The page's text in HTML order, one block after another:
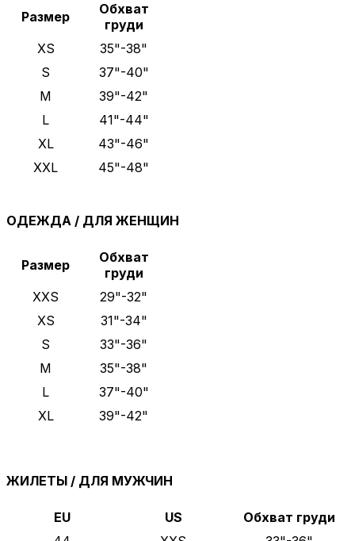
Размер
Обхват
груди
XS
35"-38"
S
37"-40"
M
39"-42"
L
41"-44"
XL
43"-46"
XXL
45"-48"
ОДЕЖДА / ДЛЯ ЖЕНЩИН
Размер
Обхват
груди
XXS
29"-32"
XS
31"-34"
S
33"-36"
M
35"-38"
L
37"-40"
XL
39"-42"
ЖИЛЕТЫ / ДЛЯ МУЖЧИН
EU US
Обхват груди